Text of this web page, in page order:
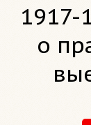
1917-
о